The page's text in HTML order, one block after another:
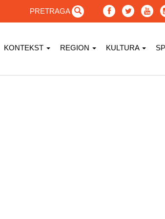
PRETRAGA
KONTEKST REGION KULTURA